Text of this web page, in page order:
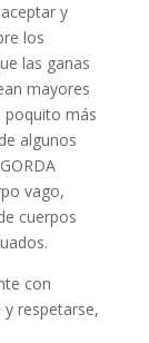
y
los
las ganas
mayores
poquito más
algunos
vago,
cuerpos
con
respetarse,